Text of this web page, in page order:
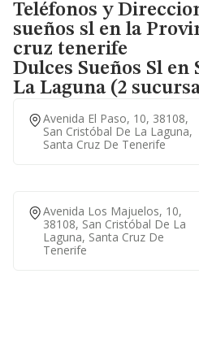
Teléfonos y
sueños sl en la
cruz tenerife
Dulces Sueños Sl en
La Laguna (2
Avenida El Paso, 10, 38108,
San Cristóbal De La Laguna,
Santa Cruz De Tenerife
Avenida Los Majuelos, 10,
38108, San Cristóbal De La
Laguna, Santa Cruz De
Tenerife